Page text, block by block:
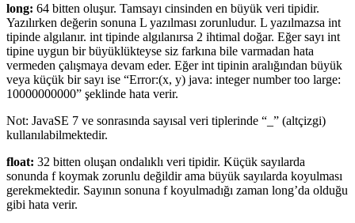
long: 64 bitten oluşur. Tamsayı cinsinden en büyük veri tipidir.
Yazılırken değerin sonuna L yazılması zorunludur. L yazılmazsa int
tipinde algılanır. int tipinde algılanırsa 2 ihtimal doğar. Eğer sayı int
tipine uygun bir büyüklükteyse siz farkına bile varmadan hata
vermeden çalışmaya devam eder. Eğer int tipinin aralığından büyük
veya küçük bir sayı ise “Error:(x, y) java: integer number too large:
10000000000” şeklinde hata verir.
Not: JavaSE 7 ve sonrasında sayısal veri tiplerinde “_” (altçizgi)
kullanılabilmektedir.
float: 32 bitten oluşan ondalıklı veri tipidir. Küçük sayılarda
sonunda f koymak zorunlu değildir ama büyük sayılarda koyulması
gerekmektedir. Sayının sonuna f koyulmadığı zaman long’da olduğu
gibi hata verir.